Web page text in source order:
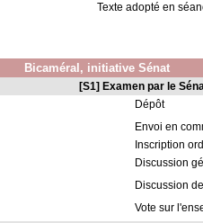
Texte adopté en
Bicaméral, initiative Sénat
[S1] Examen par le
Dépôt
Envoi en
Inscription
Discussion
Discussion
Vote sur